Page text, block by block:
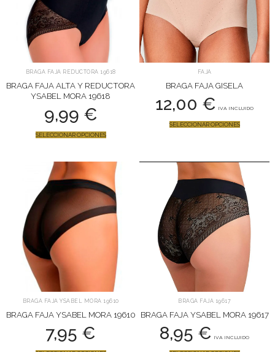
BRAGA FAJA REDUCTORA 19618
BRAGA FAJA ALTA Y REDUCTORA
YSABEL MORA 19618
9,99 €
SELECCIONAR OPCIONES
FAJA
BRAGA FAJA GISELA
12,00 € IVA INCLUIDO
SELECCIONAR OPCIONES
BRAGA FAJA YSABEL MORA 19610
BRAGA FAJA YSABEL MORA 19610
7,95 €
BRAGA FAJA 19617
BRAGA FAJA YSABEL MORA 19617
8,95 € IVA INCLUIDO